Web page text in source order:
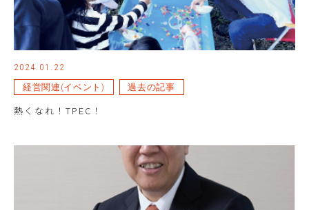
2024.01.22
経営関連(イベント)
過去の記事
熱くなれ！TPEC！